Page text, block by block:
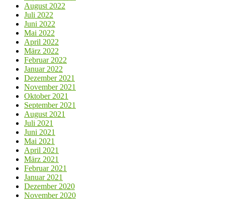
August 2022
Juli 2022
Juni 2022
Mai 2022
April 2022
März 2022
Februar 2022
Januar 2022
Dezember 2021
November 2021
Oktober 2021
September 2021
August 2021
Juli 2021
Juni 2021
Mai 2021
April 2021
März 2021
Februar 2021
Januar 2021
Dezember 2020
November 2020